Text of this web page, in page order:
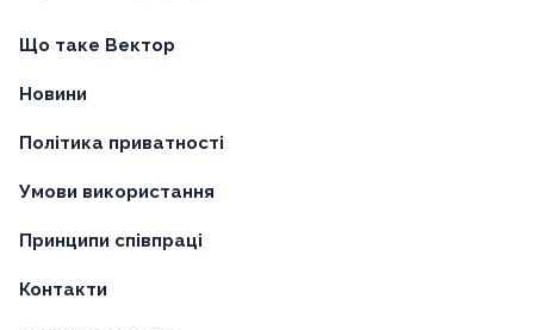
Що таке Вектор
Новини
Політика приватності
Умови використання
Принципи співпраці
Контакти